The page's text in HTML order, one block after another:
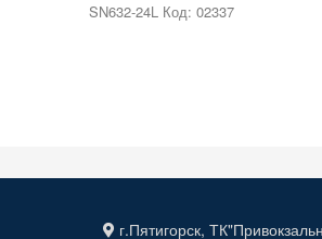
SN632-24L Код: 02337
г.Пятигорск,